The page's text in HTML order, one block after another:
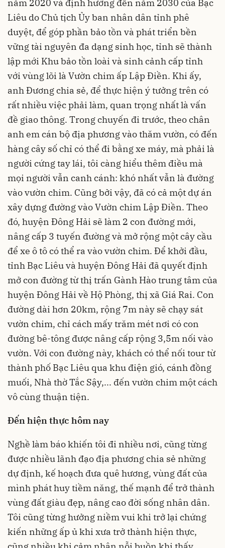
năm 2020 và định hướng đến năm 2030 của Bạc
Liêu do Chủ tịch Ủy ban nhân dân tỉnh phê
duyệt, để góp phần bảo tồn và phát triển bền
vững tài nguyên đa dạng sinh học, tỉnh sẽ thành
lập mới Khu bảo tồn loài và sinh cảnh cấp tỉnh
với vùng lõi là Vườn chim ấp Lập Điền. Khi ấy,
anh Đương chia sẻ, để thực hiện ý tưởng trên có
rất nhiều việc phải làm, quan trọng nhất là vấn
đề giao thông. Trong chuyến đi trước, theo chân
anh em cán bộ địa phương vào thăm vườn, có đến
hàng cây số chỉ có thể đi bằng xe máy, mà phải là
người cứng tay lái, tôi càng hiểu thêm điều mà
mọi người vẫn canh cánh: khó nhất vẫn là đường
vào vườn chim. Cũng bởi vậy, đã có cả một dự án
xây dựng đường vào Vườn chim Lập Điền. Theo
đó, huyện Đông Hải sẽ làm 2 con đường mới,
nâng cấp 3 tuyến đường và mở rộng một cây cầu
để xe ô tô có thể ra vào vườn chim. Để khởi đầu,
tỉnh Bạc Liêu và huyện Đông Hải đã quyết định
mở con đường từ thị trấn Gành Hào trung tâm của
huyện Đông Hải về Hộ Phòng, thị xã Giá Rai. Con
đường dài hơn 20km, rộng 7m này sẽ chạy sát
vườn chim, chỉ cách mấy trăm mét nơi có con
đường bê-tông được nâng cấp rộng 3,5m nối vào
vườn. Với con đường này, khách có thể nối tour từ
thành phố Bạc Liêu qua khu điện gió, cánh đồng
muối, Nhà thờ Tắc Sậy,... đến vườn chim một cách
vô cùng thuận tiện.
Đến hiện thực hôm nay
Nghề làm báo khiến tôi đi nhiều nơi, cũng từng
được nhiều lãnh đạo địa phương chia sẻ những
dự định, kế hoạch đưa quê hương, vùng đất của
mình phát huy tiềm năng, thế mạnh để trở thành
vùng đất giàu đẹp, nâng cao đời sống nhân dân.
Tôi cũng từng hưởng niềm vui khi trở lại chứng
kiến những ấp ủ khi xưa trở thành hiện thực,